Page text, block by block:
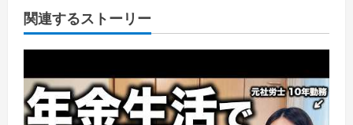
関連するストーリー